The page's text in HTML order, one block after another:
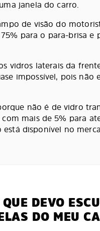
janela do carro.
de visão do
para o para-brisa e
vidros laterais da
impossível, pois não
não é de vidro
mais de 5% para
disponível no
DEVO
DO MEU